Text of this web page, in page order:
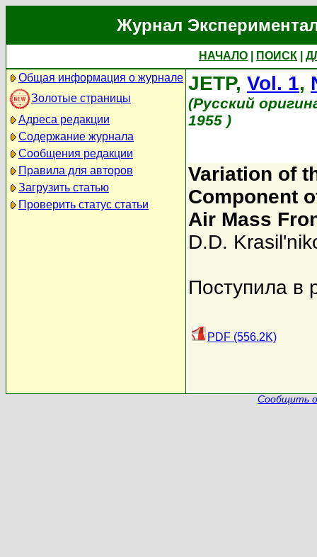
Журнал
НАЧАЛО ПОИСК
Общая информация о журнале
Золотые страницы
Адреса редакции
Содержание журнала
Сообщения редакции
Правила для авторов
Загрузить статью
Проверить статус статьи
JETP, Vol. 1,
(Русский
1955 )
Variation of
Component
Air Mass
D.D.
Поступила в
PDF (556.2K)
Сообщить о